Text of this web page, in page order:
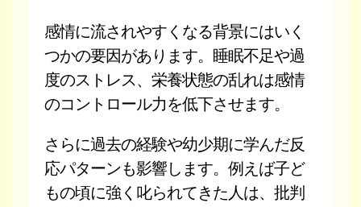
感情に流されやすくなる背景にはいく
つかの要因があります。睡眠不足や過
度のストレス、栄養状態の乱れは感情
のコントロール力を低下させます。
さらに過去の経験や幼少期に学んだ反
応パターンも影響します。例えば子ど
もの頃に強く叱られてきた人は、批判